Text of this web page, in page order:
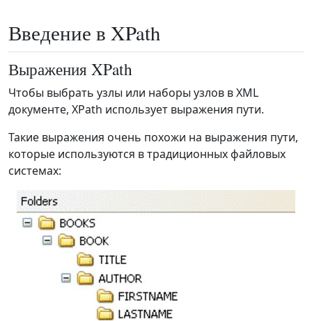
Введение в XPath
Выражения XPath
Чтобы выбрать узлы или наборы узлов в XML
документе, XPath использует выражения пути.
Такие выражения очень похожи на выражения пути,
которые используются в традиционных файловых
системах: